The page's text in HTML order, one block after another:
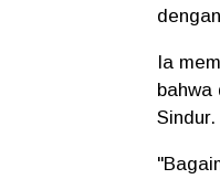
Ia
bahwa
Sindur.